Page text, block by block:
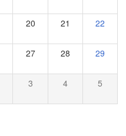
20 21 22
27 28 29
3 4 5